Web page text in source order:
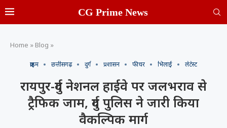
CG Prime News
Home » Blog »
क्राइम छत्तीसगढ़ दुर्ग प्रशासन फीचर भिलाई लेटेस्ट
रायपुर-दुर्ग नेशनल हाईवे पर जलभराव से
ट्रैफिक जाम, दुर्ग पुलिस ने जारी किया
वैकल्पिक मार्ग